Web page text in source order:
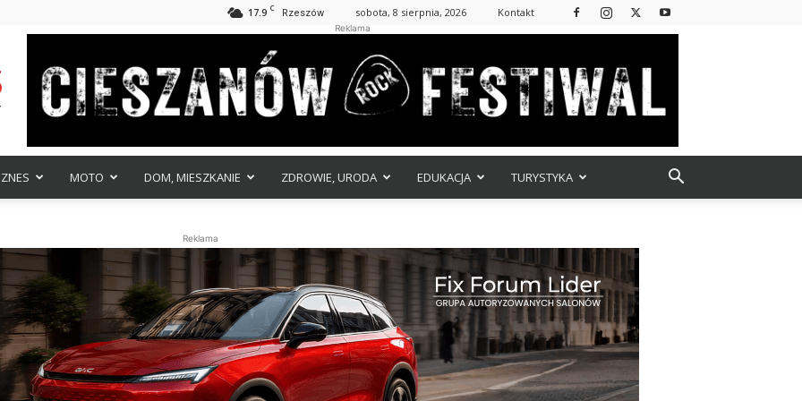
17.9 C Rzeszów sobota, 8 sierpnia, 2026 Kontakt
Reklama
MOTO DOM, MIESZKANIE ZDROWIE, URODA EDUKACJA TURYSTYKA
Reklama